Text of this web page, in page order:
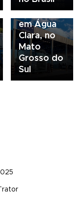
concessionária
em Água
Clara, no
Mato
Grosso do
Sul